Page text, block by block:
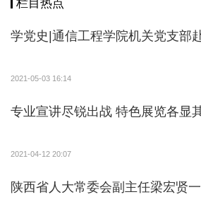
栏目热点
学党史|通信工程学院机关党支部
2021-05-03 16:14
专业宣讲尽锐出战 特色展览各
2021-04-12 20:07
陕西省人大常委会副主任梁宏贤